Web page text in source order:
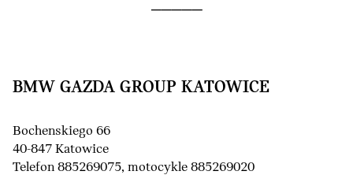
BMW GAZDA GROUP KATOWICE
Bochenskiego 66
40-847 Katowice
Telefon 885269075, motocykle 885269020